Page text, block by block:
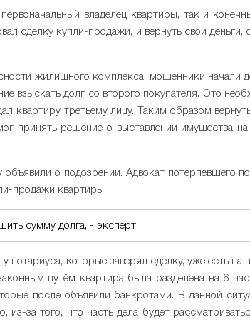
владелец квартиры, так и
сделку купли-продажи, и вернуть свои
жилищного комплекса, мошенники начали
взыскать долг со второго покупателя. Это
квартиру третьему лицу. Таким образом
принять решение о выставлении имущества
о подозрении. Адвокат потерпевшего
продажи квартиры.
сумму долга, - эксперт
нотариуса, которые заверял сделку, уже есть
путём квартира была разделена на 6
после объявили банкротами. В данной
из-за того, что часть дела будет